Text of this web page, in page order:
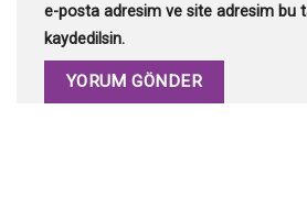
e-posta adresim ve site adresim bu
kaydedilsin.